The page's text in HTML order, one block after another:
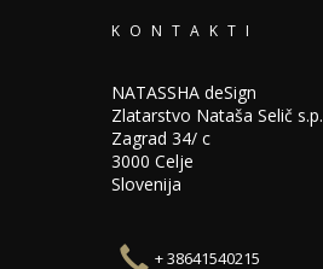
KONTAKTI
NATASSHA deSign
Zlatarstvo Nataša Selič s.p.
Zagrad 34/ c
3000 Celje
Slovenija
+ 38641540215